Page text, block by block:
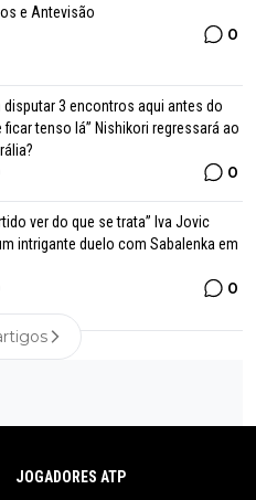
e Antevisão
0
disputar 3 encontros aqui antes do
ficar tenso lá” Nishikori regressará ao
0
ver do que se trata” Iva Jovic
intrigante duelo com Sabalenka em
0
JOGADORES ATP